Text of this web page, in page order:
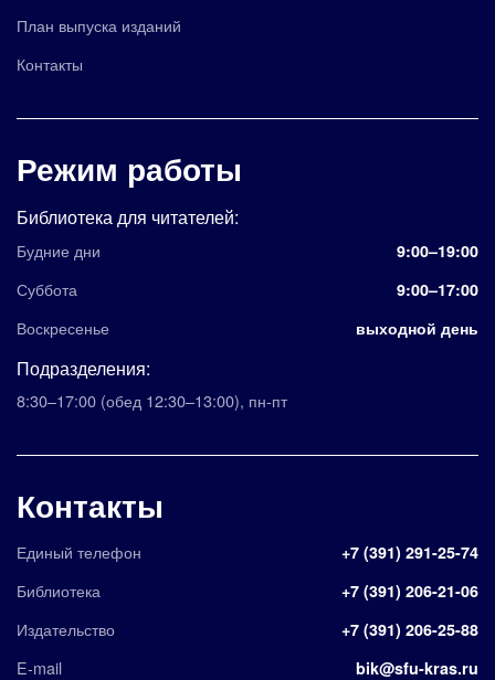
План выпуска изданий
Контакты
Режим работы
Библиотека для читателей:
Будние дни 9:00–19:00
Суббота 9:00–17:00
Воскресенье выходной день
Подразделения:
8:30–17:00 (обед 12:30–13:00), пн-пт
Контакты
Единый телефон +7 (391) 291-25-74
Библиотека +7 (391) 206-21-06
Издательство +7 (391) 206-25-88
E-mail bik@sfu-kras.ru